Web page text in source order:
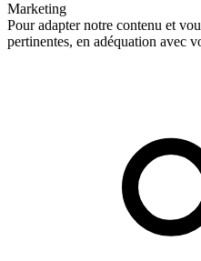
Marketing
Pour adapter notre contenu et
pertinentes, en adéquation avec